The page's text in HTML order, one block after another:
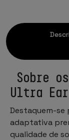
Sobre
Ultra
Destaquem-se
adaptativa
qualidade de